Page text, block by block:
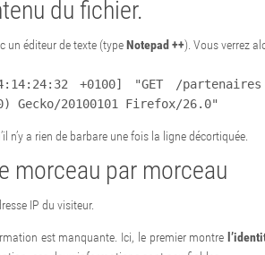
du fichier.
un éditeur de texte (typeNotepad ++). Vous verrez
+0100] "GET /
Gecko/20100101 Firefox/26.0"
n’y a rien de barbare une fois la ligne décortiquée.
morceau par morceau
IP du visiteur.
est manquante. Ici, le premier montre